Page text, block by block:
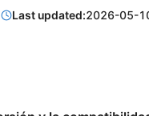
Last updated:2026-05-